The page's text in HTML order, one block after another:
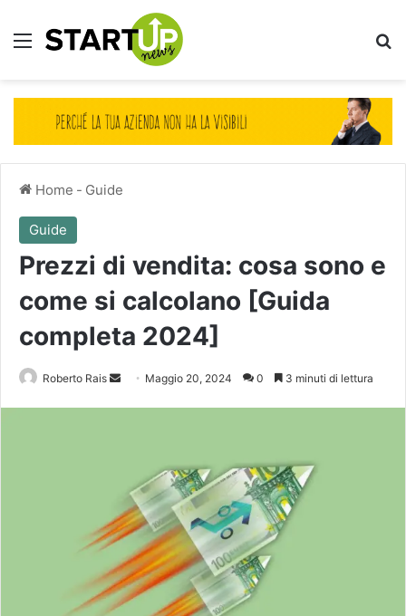
Menu
Home - Guide
Guide
Prezzi di vendita: cosa sono e
come si calcolano [Guida
completa 2024]
Roberto Rais
Invia Maggio 20, 2024 0 3 minuti di lettura